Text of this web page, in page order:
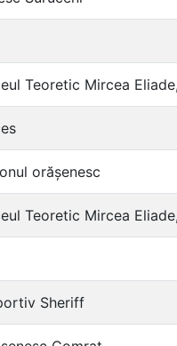
Teoretic Mircea
orășenesc
Teoretic Mircea
Sheriff